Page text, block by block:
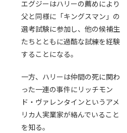
エグジーはハリーの薦めにより
父と同様に「キングスマン」の
選考試験に参加し、他の候補生
たちとともに過酷な試練を経験
することになる。
一方、ハリーは仲間の死に関わ
った一連の事件にリッチモン
ド・ヴァレンタインというアメ
リカ人実業家が絡んでいること
を知る。